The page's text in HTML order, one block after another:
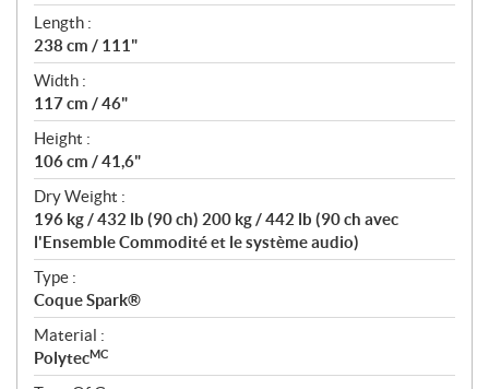
Length :
238 cm / 111"
Width :
117 cm / 46"
Height :
106 cm / 41,6"
Dry Weight :
196 kg / 432 lb (90 ch) 200 kg / 442 lb (90 ch avec
l'Ensemble Commodité et le système audio)
Type :
Coque Spark®
Material :
PolytecMC